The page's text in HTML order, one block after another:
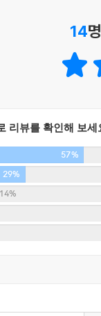
14
리뷰를 확인해 보세
57%
29%
14%